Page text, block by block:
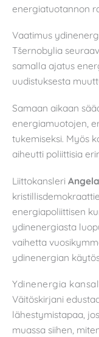
energiatuotannon
Vaatimus
Tšernobylia
samalla ajatus
uudistuksesta
Samaan aikaan
energiamuotojen,
tukemiseksi. Myös
aiheutti poliittisia
Liittokansleri
energiapoliittisen
ydinenergiasta
vaihetta
ydinenergian
Ydinenergia
Väitöskirjani
lähestymistapaa,
muassa siihen,